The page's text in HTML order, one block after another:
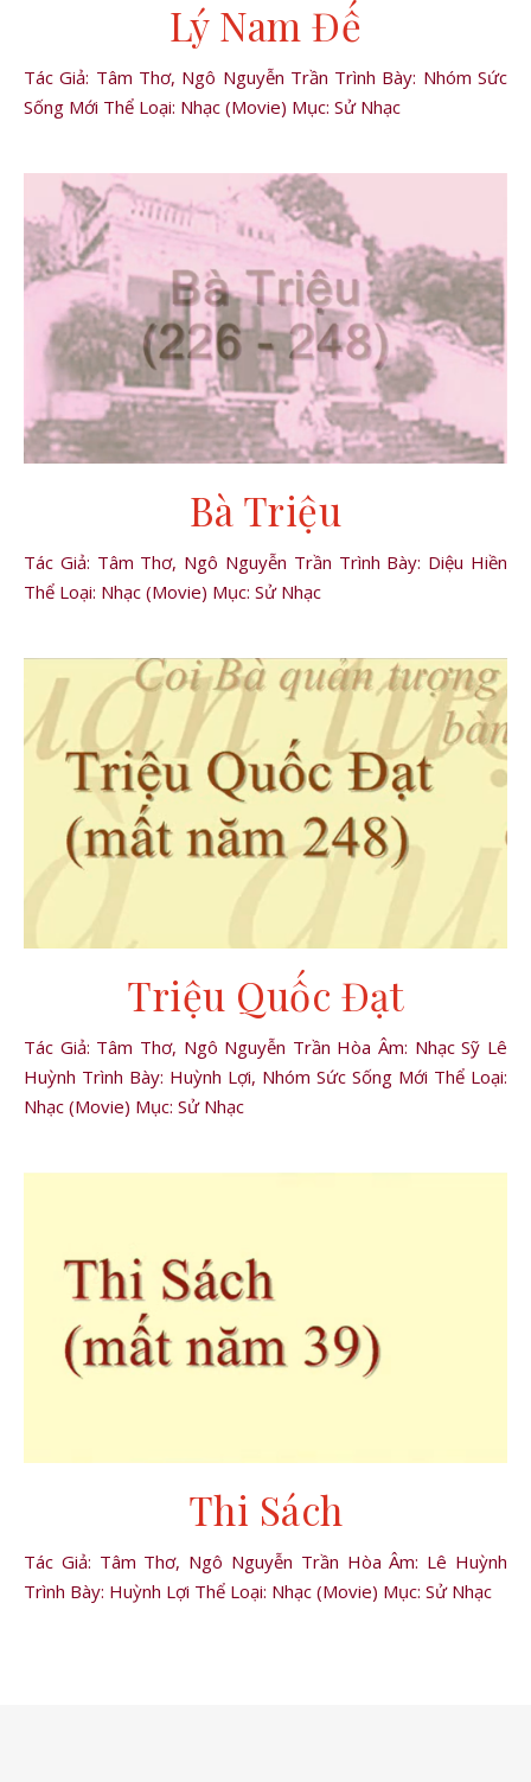
Lý Nam Đế
Tác Giả: Tâm Thơ, Ngô Nguyễn Trần Trình Bày: Nhóm Sức
Sống Mới Thể Loại: Nhạc (Movie) Mục: Sử Nhạc
Bà Triệu
Tác Giả: Tâm Thơ, Ngô Nguyễn Trần Trình Bày: Diệu Hiền
Thể Loại: Nhạc (Movie) Mục: Sử Nhạc
Triệu Quốc Đạt
Tác Giả: Tâm Thơ, Ngô Nguyễn Trần Hòa Âm: Nhạc Sỹ Lê
Huỳnh Trình Bày: Huỳnh Lợi, Nhóm Sức Sống Mới Thể Loại:
Nhạc (Movie) Mục: Sử Nhạc
Thi Sách
Tác Giả: Tâm Thơ, Ngô Nguyễn Trần Hòa Âm: Lê Huỳnh
Trình Bày: Huỳnh Lợi Thể Loại: Nhạc (Movie) Mục: Sử Nhạc